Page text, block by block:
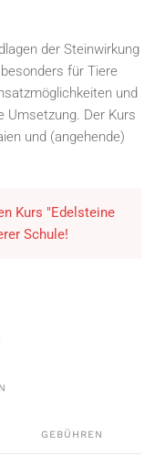
der Steinwirkung
für Tiere
und
Umsetzung. Der Kurs
und (angehende)
Kurs "Edelsteine
Schule!
GEBÜHREN